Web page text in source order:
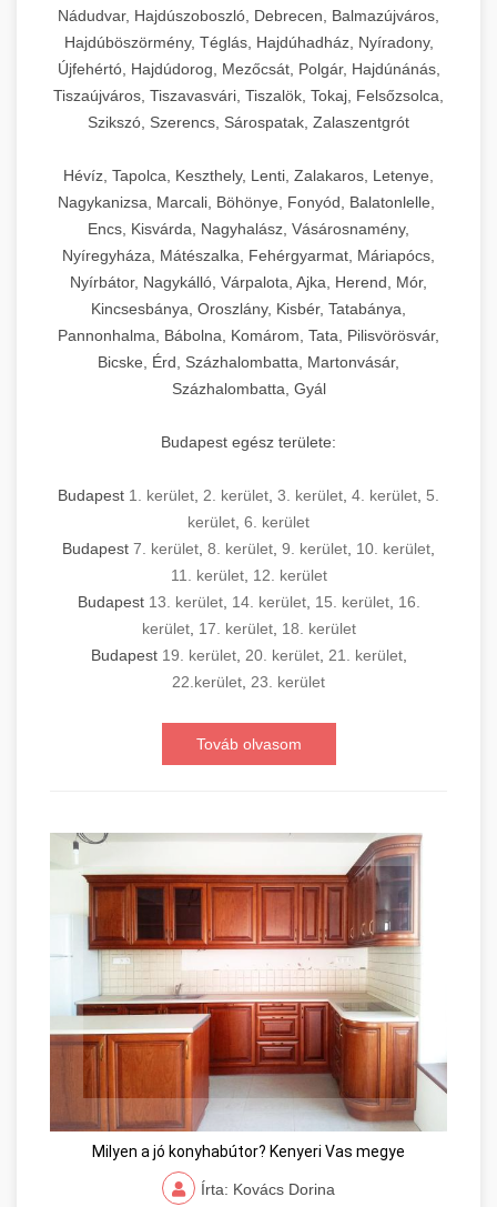
Nádudvar, Hajdúszoboszló, Debrecen, Balmazújváros,
Hajdúböszörmény, Téglás, Hajdúhadház, Nyíradony,
Újfehértó, Hajdúdorog, Mezőcsát, Polgár, Hajdúnánás,
Tiszaújváros, Tiszavasvári, Tiszalök, Tokaj, Felsőzsolca,
Szikszó, Szerencs, Sárospatak, Zalaszentgrót
Hévíz, Tapolca, Keszthely, Lenti, Zalakaros, Letenye,
Nagykanizsa, Marcali, Böhönye, Fonyód, Balatonlelle,
Encs, Kisvárda, Nagyhalász, Vásárosnamény,
Nyíregyháza, Mátészalka, Fehérgyarmat, Máriapócs,
Nyírbátor, Nagykálló, Várpalota, Ajka, Herend, Mór,
Kincsesbánya, Oroszlány, Kisbér, Tatabánya,
Pannonhalma, Bábolna, Komárom, Tata, Pilisvörösvár,
Bicske, Érd, Százhalombatta, Martonvásár,
Százhalombatta, Gyál
Budapest egész területe:
Budapest 1. kerület, 2. kerület, 3. kerület, 4. kerület, 5.
kerület, 6. kerület
Budapest 7. kerület, 8. kerület, 9. kerület, 10. kerület,
11. kerület, 12. kerület
Budapest 13. kerület, 14. kerület, 15. kerület, 16.
kerület, 17. kerület, 18. kerület
Budapest 19. kerület, 20. kerület, 21. kerület,
22.kerület, 23. kerület
Továb olvasom
Milyen a jó konyhabútor? Kenyeri Vas megye
Írta: Kovács Dorina